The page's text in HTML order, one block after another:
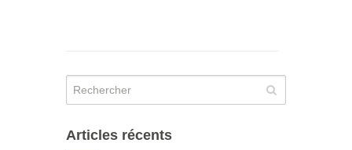
Articles récents